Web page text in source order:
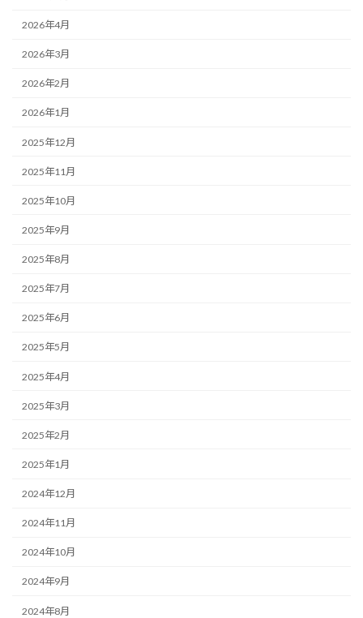
2026年4月
2026年3月
2026年2月
2026年1月
2025年12月
2025年11月
2025年10月
2025年9月
2025年8月
2025年7月
2025年6月
2025年5月
2025年4月
2025年3月
2025年2月
2025年1月
2024年12月
2024年11月
2024年10月
2024年9月
2024年8月